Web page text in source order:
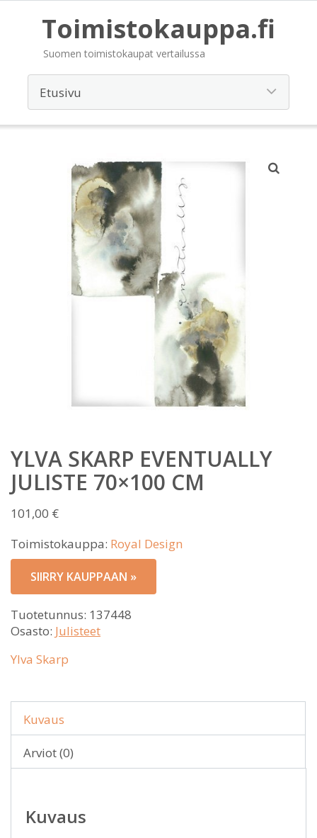
Toimistokauppa.fi
Suomen toimistokaupat vertailussa
YLVA SKARP EVENTUALLY
JULISTE 70×100 CM
101,00 €
Toimistokauppa: Royal Design
SIIRRY KAUPPAAN »
Tuotetunnus: 137448
Osasto: Julisteet
Ylva Skarp
Kuvaus
Arviot (0)
Kuvaus